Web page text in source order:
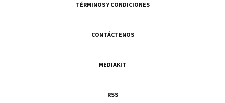
TÉRMINOS Y CONDICIONES
CONTÁCTENOS
MEDIAKIT
RSS